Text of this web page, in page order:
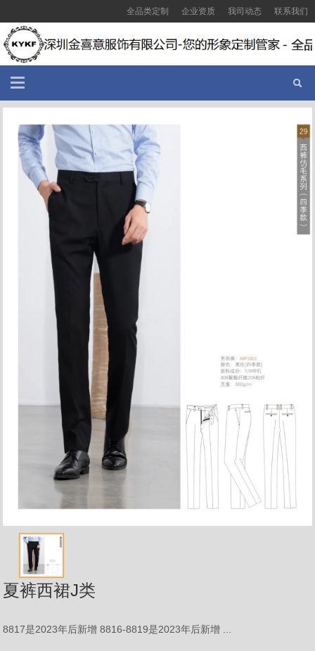
全品类定制 企业资质 我司动态 联系我们
夏裤西裙J类
8817是2023年后新增 8816-8819是2023年后新增 ...